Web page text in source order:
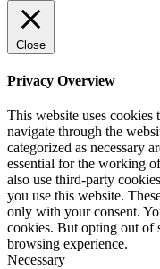
Close
Privacy Overview
This website uses
navigate through the
categorized as necessary
essential for the working
also use third-party
you use this website.
only with your consent.
cookies. But opting out of
browsing experience.
Necessary